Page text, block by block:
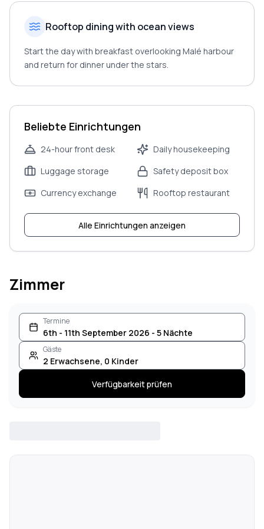
Rooftop dining with ocean views
Start the day with breakfast overlooking Malé harbour
and return for dinner under the stars.
Beliebte Einrichtungen
24-hour front desk
Daily housekeeping
Luggage storage
Safety deposit box
Currency exchange
Rooftop restaurant
Alle Einrichtungen anzeigen
Zimmer
Termine
6th - 11th September 2026 - 5 Nächte
Gäste
2 Erwachsene, 0 Kinder
Verfügbarkeit prüfen